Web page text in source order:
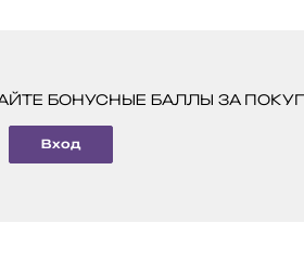
БОНУСНЫЕ БАЛЛЫ ЗА
Вход